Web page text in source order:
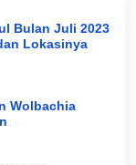
Bulan Juli 2023
Lokasinya
Wolbachia